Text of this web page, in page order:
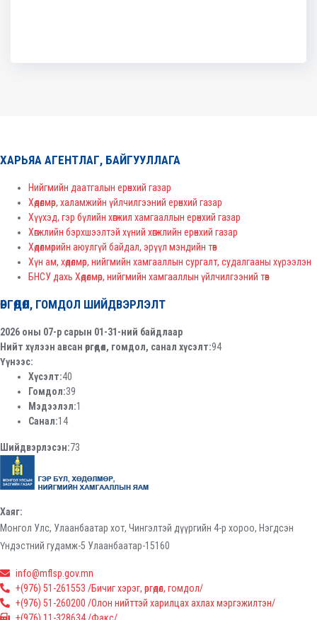
ХАРЬЯА АГЕНТЛАГ, БАЙГУУЛЛАГА
Нийгмийн даатгалын ерөнхий газар
Хөдөлмөр, халамжийн үйлчилгээний ерөнхий газар
Хүүхэд, гэр бүлийн хөгжил хамгааллын ерөнхий газар
Хөгжлийн бэрхшээлтэй хүний хөгжлийн ерөнхий газар
Хөдөлмөрийн аюулгүй байдал, эрүүл мэндийн төв
Хүн ам, хөдөлмөр, нийгмийн хамгааллын сургалт, судалгааны хүрээлэн
БНСУ дахь Хөдөлмөр, нийгмийн хамгааллын үйлчилгээний төв
ӨРГӨДӨЛ, ГОМДОЛ ШИЙДВЭРЛЭЛТ
2026 оны 07-р сарын 01-31-ний байдлаар
Нийт хүлээн авсан өргөдөл, гомдол, санал хүсэлт:94
Үүнээс:
Хүсэлт:40
Гомдол:39
Мэдээлэл:1
Санал:14
Шийдвэрлэсэн:73
Хаяг:
Монгол Улс, Улаанбаатар хот, Чингэлтэй дүүргийн 4-р хороо, Нэгдсэн
Үндэстний гудамж-5 Улаанбаатар-15160
info@mflsp.gov.mn
+(976) 51-261553 /Бичиг хэрэг, өргөдөл, гомдол/
+(976) 51-260200 /Олон нийттэй харилцах ахлах мэргэжилтэн/